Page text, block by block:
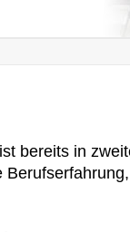
bereits in